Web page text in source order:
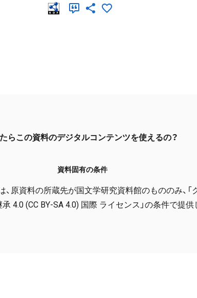
らこの資料のデジタルコンテンツを使えるの？
資料固有の条件
原資料の所蔵先が国文学研究資料館のもののみ、「
4.0 (CC BY-SA 4.0) 国際 ライセンス」の条件で提供